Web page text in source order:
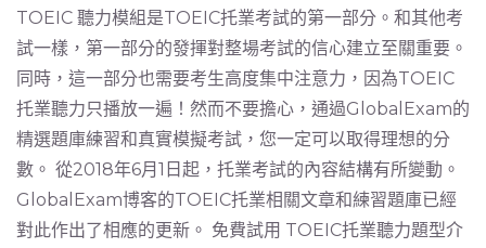
TOEIC 聽力模組是TOEIC托業考試的第一部分。和其他考
試一樣，第一部分的發揮對整場考試的信心建立至關重要。
同時，這一部分也需要考生高度集中注意力，因為TOEIC
托業聽力只播放一遍！然而不要擔心，通過GlobalExam的
精選題庫練習和真實模擬考試，您一定可以取得理想的分
數。 從2018年6月1日起，托業考試的內容結構有所變動。
GlobalExam博客的TOEIC托業相關文章和練習題庫已經
對此作出了相應的更新。 免費試用 TOEIC托業聽力題型介